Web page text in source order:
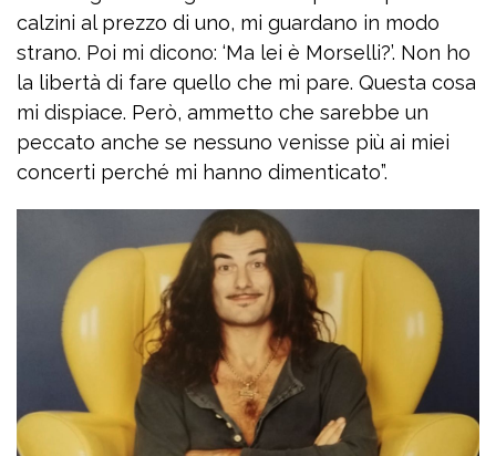
calzini al prezzo di uno, mi guardano in modo
strano. Poi mi dicono: ‘Ma lei è Morselli?’. Non ho
la libertà di fare quello che mi pare. Questa cosa
mi dispiace. Però, ammetto che sarebbe un
peccato anche se nessuno venisse più ai miei
concerti perché mi hanno dimenticato”.